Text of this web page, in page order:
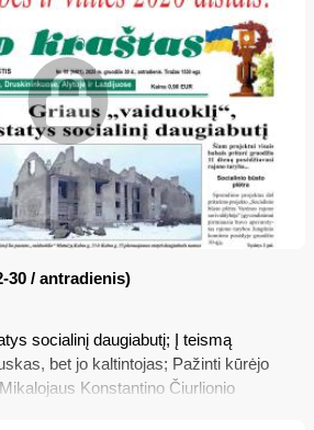
eurų dydžio turtinę žalą...
30 / antradienis)
socialinį daugiabutį; Į teismą
bet jo kaltintojas; Pažinti kūrėjo
Konstantino Čiurlionio